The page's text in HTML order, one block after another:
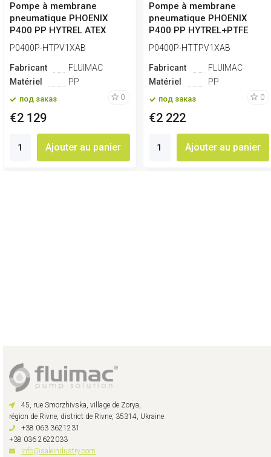
Pompe à membrane
pneumatique PHOENIX
P400 PP HYTREL ATEX
P0400P-HTPV1XAB
Fabricant
FLUIMAC
Matériel
PP
под заказ 0
€2 129
Ajouter au panier
Pompe à membrane
pneumatique PHOENIX
P400 PP HYTREL+PTFE
ATEX
P0400P-HTTPV1XAB
Fabricant
FLUIMAC
Matériel
PP
под заказ 0
€2 222
Ajouter au panier
45, rue Smorzhivska, village de Zorya,
région de Rivne, district de Rivne, 35314, Ukraine
+38 063 3621231
+38 036 2622033
info@saleindustry.com